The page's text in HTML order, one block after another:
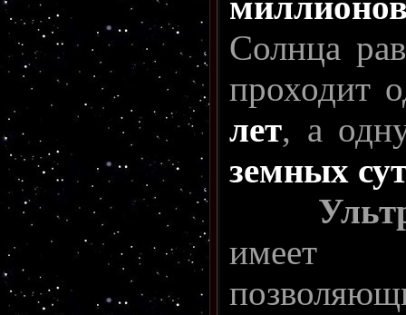
Солнца
проходит
лет, а
земных
имеет